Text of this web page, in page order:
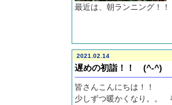
最近は、朝ランニング！
2021.02.14
遅めの初詣！！ (^-^)
皆さんこんにちは！！
少しずつ暖かくなり。。